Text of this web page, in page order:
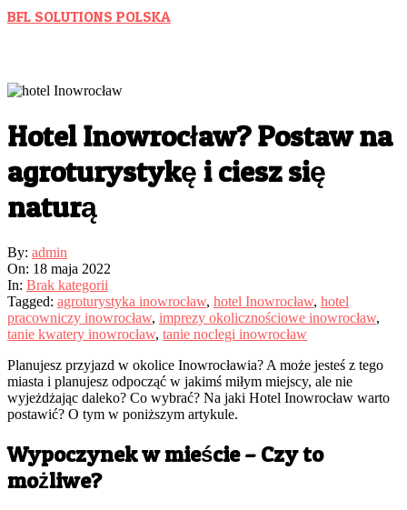
Skip
BFL SOLUTIONS POLSKA
Hotel Inowrocław? Postaw na
agroturystykę i ciesz się
naturą
By: admin
On: 18 maja 2022
In: Brak kategorii
Tagged: agroturystyka inowrocław, hotel Inowrocław, hotel
pracowniczy inowrocław, imprezy okolicznościowe inowrocław,
tanie kwatery inowrocław, tanie noclegi inowrocław
Planujesz przyjazd w okolice Inowrocławia? A może jesteś z tego
miasta i planujesz odpocząć w jakimś miłym miejscy, ale nie
wyjeżdżając daleko? Co wybrać? Na jaki Hotel Inowrocław warto
postawić? O tym w poniższym artykule.
Wypoczynek w mieście – Czy to
możliwe?